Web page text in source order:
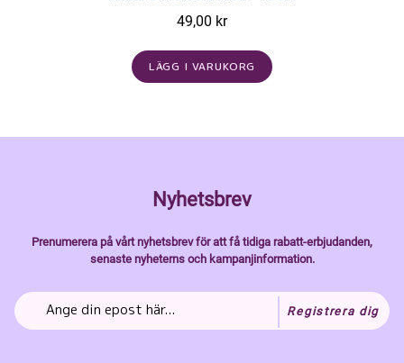
49,00 kr
LÄGG I VARUKORG
Nyhetsbrev
Prenumerera på vårt nyhetsbrev för att få tidiga rabatt-erbjudanden,
senaste nyheterns och kampanjinformation.
Registrera dig